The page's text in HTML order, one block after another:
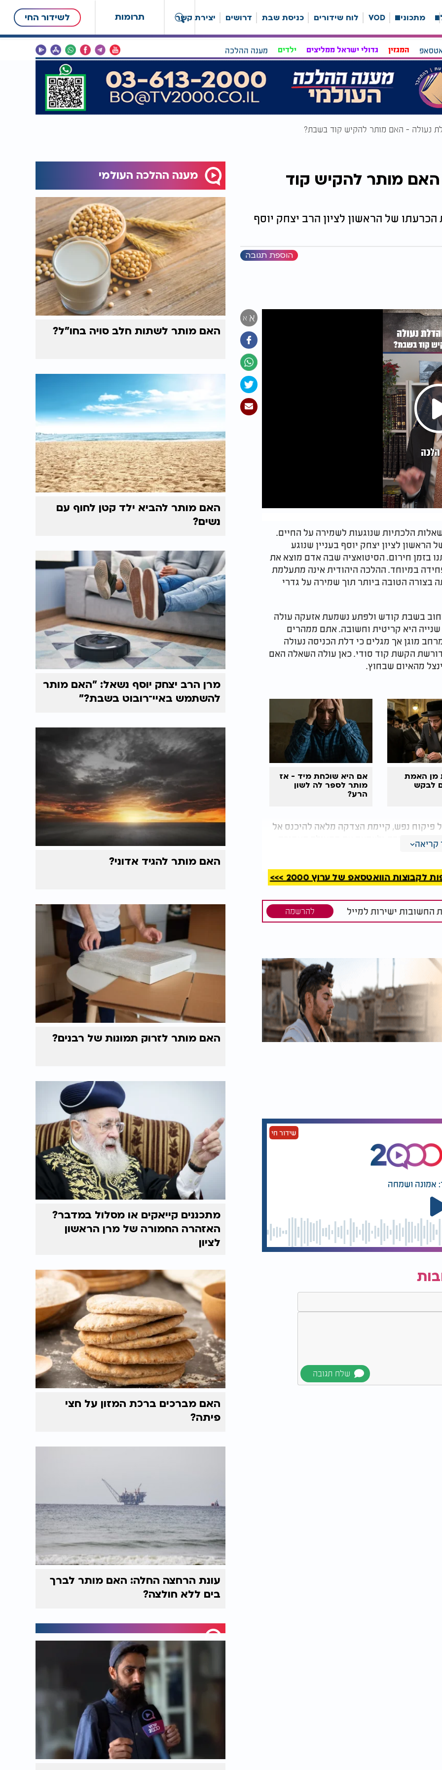
תרומות לשידור החי מתכונים VOD לוח שידורים כניסת שבת דרושים יצירת קשר
המגזין גדולי ישראל ממליצים ילדים מענה ההלכה
נעולה - האם מותר להקיש קוד בשבת?
מותר להקיש קוד
של הראשון לציון הרב יצחק יוסף
הוספת תגובה
א א
הלכתיות שנוגעות לשמירה על החיים.
לציון יצחק יוסף בעניין שנוגע
בזמן חירום. הסיטואציה שבה אדם מוצא את
במיוחד. ההלכה היהודית אינה מתעלמת
בצורה הטובה ביותר תוך שמירה על גדרי
בשבת קודש ולפתע נשמעת אזעקה עולה
היא קריטית וחשובה. אתם ממהרים
מוגן אך מגלים כי דלת הכניסה נעולה
הקשת קוד סודי. כאן עולה השאלה האם
מהאיום שבחוץ.
מן האמת
לבקש
אם היא שוכחת מיד - אז
מותר לספר לה לשון
הרע?
פיקוח נפש, קיימת הצדקה מלאה להיכנס אל
כבוד השבת ולצמצם את הפעולה האסורה
שבה אנו רגילים לפעול בימי החול.
דורשות מאמץ מיוחד. דרך אחת היא להקיש
הדרך השנייה והמומלצת היא להשתמש באצבע
כלל. חובה עלינו לזכור כי התורה ניתנה
לשתף את המידע החשוב הזה עם הכלל
ברגע האמת. כל המציל נפש אחת מישראל
שמירת הנפש נזכה לשקט ולביטחון.
הוואטסאפ של ערוץ 2000 >>>
החשובות ישירות למייל להרשמה
שידור חי
אמונה ושמחה
מענה ההלכה העולמי
האם מותר לשתות חלב סויה בחו"ל?
האם מותר להביא ילד קטן לחוף עם
נשים?
מרן הרב יצחק יוסף נשאל: "האם מותר
להשתמש באיי־רובוט בשבת?"
האם מותר להגיד אדוני?
האם מותר לזרוק תמונות של רבנים?
מתכננים קייאקים או מסלול במדבר?
האזהרה החמורה של מרן הראשון
לציון
האם מברכים ברכת המזון על חצי
פיתה?
עונת הרחצה החלה: האם מותר לברך
בים ללא חולצה?